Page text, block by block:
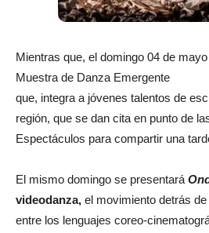
Mientras que, el domingo 04 de
Muestra de Danza Emergente
que, integra a jóvenes talentos de
región, que se dan cita en punto de
Espectáculos para compartir una
El mismo domingo se presentará
videodanza, el movimiento detrás
entre los lenguajes coreo-